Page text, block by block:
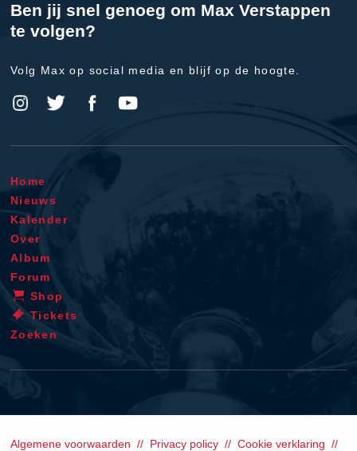
Ben jij snel genoeg om Max Verstappen
te volgen?
Volg Max op social media en blijf op de hoogte.
Home
Nieuws
Kalender
Over
Album
Forum
Shop
Tickets
Zoeken
Algemene voorwaarden Privacy policy Cookie verklaring